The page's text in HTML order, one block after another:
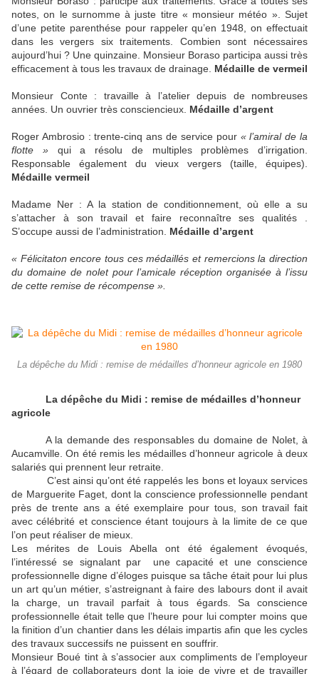
notes, on le surnomme à juste titre « monsieur météo ». Sujet
d’une petite parenthése pour rappeler qu’en 1948, on effectuait
dans les vergers six traitements. Combien sont nécessaires
aujourd’hui ? Une quinzaine. Monsieur Boraso participa aussi très
efficacement à tous les travaux de drainage. Médaille de vermeil
Monsieur Conte : travaille à l’atelier depuis de nombreuses
années. Un ouvrier très consciencieux. Médaille d’argent
Roger Ambrosio : trente-cinq ans de service pour « l’amiral de la
flotte » qui a résolu de multiples problèmes d’irrigation.
Responsable également du vieux vergers (taille, équipes).
Médaille vermeil
Madame Ner : A la station de conditionnement, où elle a su
s’attacher à son travail et faire reconnaître ses qualités .
S’occupe aussi de l’administration. Médaille d’argent
« Félicitaton encore tous ces médaillés et remercions la direction
du domaine de nolet pour l’amicale réception organisée à l’issu
de cette remise de récompense ».
La dépêche du Midi : remise de médailles d’honneur agricole en 1980
La dépêche du Midi : remise de médailles d’honneur
agricole
A la demande des responsables du domaine de Nolet, à
Aucamville. On été remis les médailles d’honneur agricole à deux
salariés qui prennent leur retraite.
C’est ainsi qu’ont été rappelés les bons et loyaux services
de Marguerite Faget, dont la conscience professionnelle pendant
près de trente ans a été exemplaire pour tous, son travail fait
avec célébrité et conscience étant toujours à la limite de ce que
l’on peut réaliser de mieux.
Les mérites de Louis Abella ont été également évoqués,
l’intéressé se signalant par une capacité et une conscience
professionnelle digne d’éloges puisque sa tâche était pour lui plus
un art qu’un métier, s’astreignant à faire des labours dont il avait
la charge, un travail parfait à tous égards. Sa conscience
professionnelle était telle que l’heure pour lui compter moins que
la finition d’un chantier dans les délais impartis afin que les cycles
des travaux successifs ne puissent en souffrir.
Monsieur Boué tint à s’associer aux compliments de l’employeur
à l’égard de collaborateurs dont la joie de vivre et de travailler